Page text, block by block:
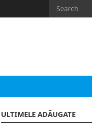
ULTIMELE ADĂUGATE